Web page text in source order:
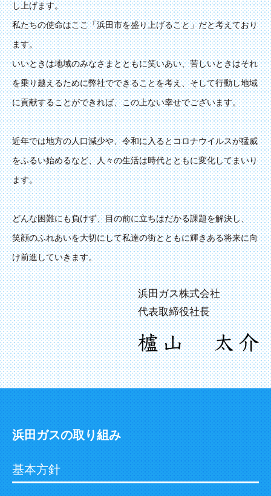
し上げます。
私たちの使命はここ「浜田市を盛り上げること」だと考えており
ます。
いいときは地域のみなさまとともに笑いあい、苦しいときはそれ
を乗り越えるために弊社でできることを考え、そして行動し地域
に貢献することができれば、この上ない幸せでございます。
近年では地方の人口減少や、令和に入るとコロナウイルスが猛威
をふるい始めるなど、人々の生活は時代とともに変化してまいり
ます。
どんな困難にも負けず、目の前に立ちはだかる課題を解決し、
笑顔のふれあいを大切にして私達の街とともに輝きある将来に向
け前進していきます。
浜田ガス株式会社
代表取締役社長
浜田ガスの取り組み
基本方針